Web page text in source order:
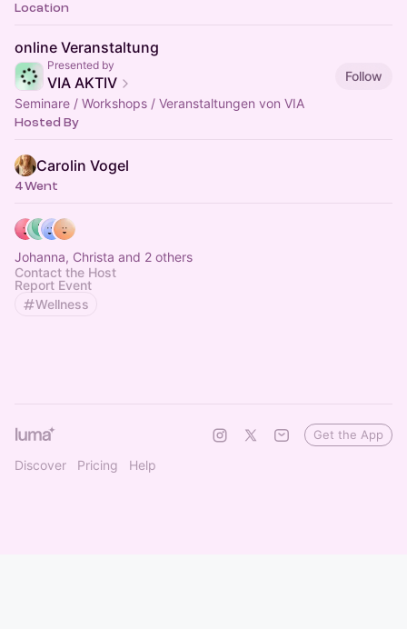
Location
online Veranstaltung
Presented by
VIA AKTIV
Follow
Seminare / Workshops / Veranstaltungen von VIA
Hosted By
Carolin Vogel
4 Went
Johanna, Christa and 2 others
Contact the Host
Report Event
Wellness
Discover Pricing Help
Get the App